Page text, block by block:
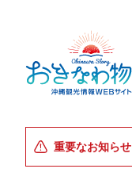
重要なお知らせ